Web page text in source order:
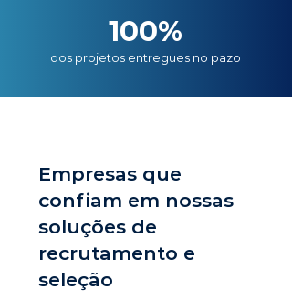
100%
dos projetos entregues no pazo
Empresas que
confiam em nossas
soluções de
recrutamento e
seleção